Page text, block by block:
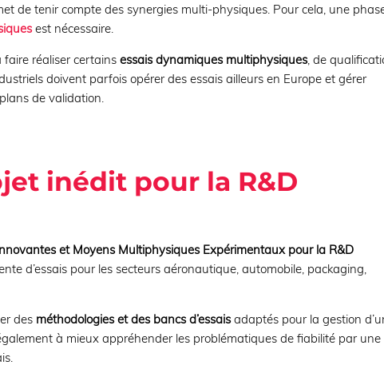
de tenir compte des synergies multi-physiques. Pour cela, une
est nécessaire.
faire réaliser certainsessais dynamiques multiphysiques, de
doivent parfois opérer des essais ailleurs en Europe et gérer
de validation.
inédit pour la R&D
et Moyens Multiphysiques Expérimentaux pour la R&D
d’essais pour les secteurs aéronautique, automobile, packaging,
des méthodologies et des bancs d’essaisadaptés pour la gestion
à mieux appréhender les problématiques de fiabilité par une